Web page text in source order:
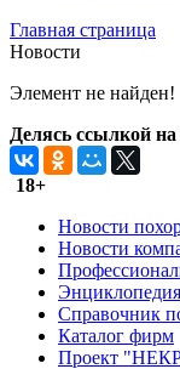
Главная страница
Новости
Элемент не найден!
Делясь ссылкой
18+
Новости
Новости
Энциклопедия
Справочник
Каталог фирм
Проект